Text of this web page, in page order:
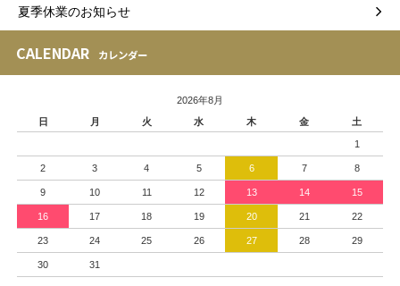
夏季休業のお知らせ
CALENDAR カレンダー
2026年8月
日
月 火 水 木 金 土
1
2 3 4 5 6 7 8
9 10 11 12 13 14 15
16 17 18 19 20 21 22
23 24 25 26 27 28 29
30 31